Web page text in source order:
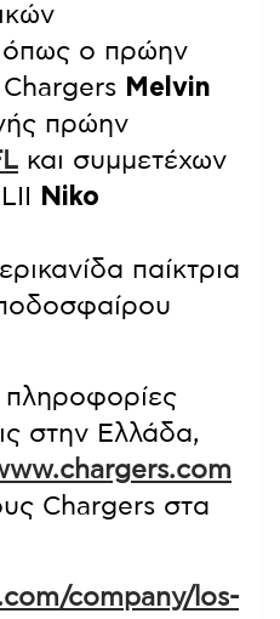
όπως ο πρώην
Melvin
πρώην
και συμμετέχων
Niko
παίκτρια
πληροφορίες
στην Ελλάδα,
Chargers στα
company/los-